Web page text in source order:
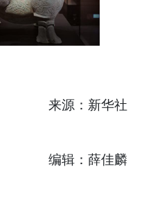
来源：新华社
编辑：薛佳麟